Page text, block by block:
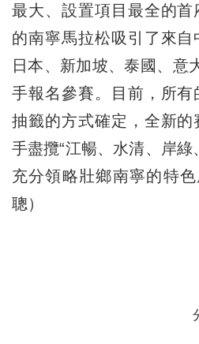
最大、設置項目最全的
的南寧馬拉松吸引了來自
日本、新加坡、泰國、意
手報名參賽。目前，所有
抽籤的方式確定，全新的
手盡攬“江暢、水清、岸綠
充分領略壯鄉南寧的特
聰）